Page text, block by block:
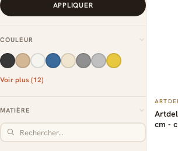
APPLIQUER
COULEUR
Voir plus (12)
MATIÈRE
cm -